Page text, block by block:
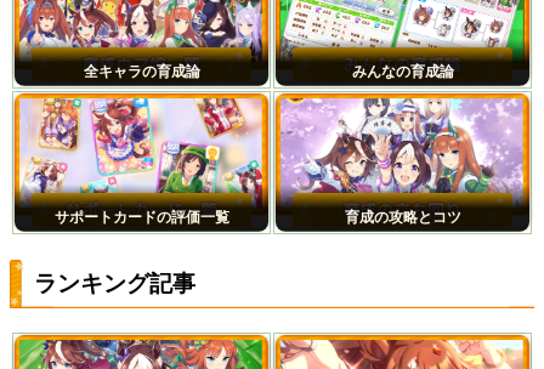
全キャラの育成論 みんなの育成論
サポートカードの評価一覧 育成の攻略とコツ
ランキング記事